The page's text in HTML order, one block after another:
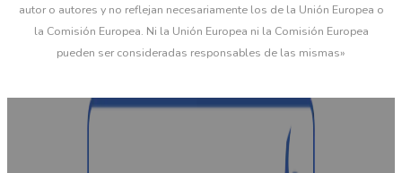
autor o autores y no reflejan necesariamente los de la Unión Europea o
la Comisión Europea. Ni la Unión Europea ni la Comisión Europea
pueden ser consideradas responsables de las mismas»